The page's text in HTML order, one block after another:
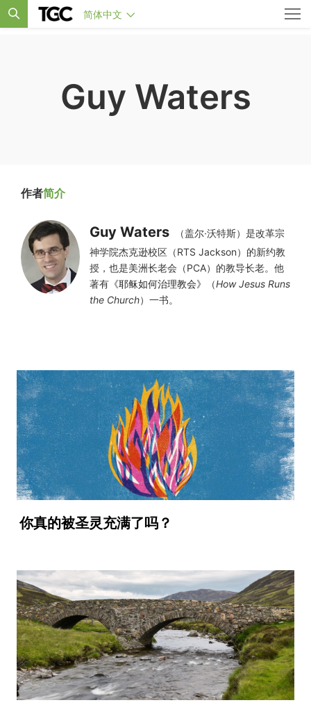
简体中文
Guy Waters
作者简介
Guy Waters
（盖尔·沃特斯）是改革宗
神学院杰克逊校区（RTS Jackson）的新约教
授，也是美洲长老会（PCA）的教导长老。他
著有 《耶稣如何治理教会》 （How Jesus Runs
the Church）一书。
你真的被圣灵充满了吗？